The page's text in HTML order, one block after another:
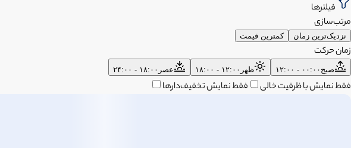
فیلترها
مرتب‌سازی
نزدیک‌ترین زمان کمترین قیمت
زمان حرکت
صبح ۰۰:۰۰ - ۱۲:۰۰ ظهر ۱۲:۰۰ - ۱۸:۰۰ عصر ۱۸:۰۰ - ۲۴:۰۰
فقط نمایش با ظرفیت خالی فقط نمایش تخفیف‌دارها